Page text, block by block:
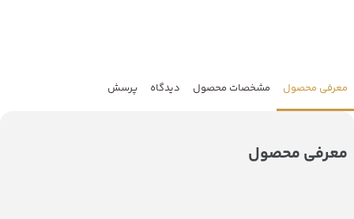
معرفی محصول مشخصات محصول دیدگاه پرسش
معرفی محصول